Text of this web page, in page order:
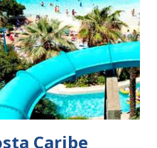
Caribe